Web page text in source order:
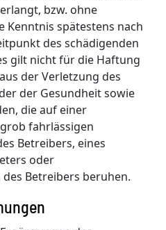
bzw. ohne
Kenntnis spätestens nach
des schädigenden
gilt nicht für die Haftung
der Verletzung des
der Gesundheit sowie
die auf einer
fahrlässigen
Betreibers, eines
oder
Betreibers beruhen.